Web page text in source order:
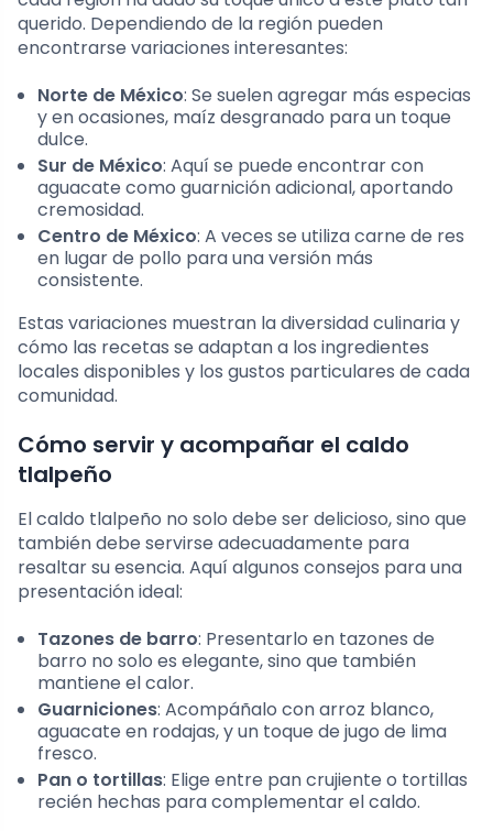
querido. Dependiendo de la región pueden
encontrarse variaciones interesantes:
Norte de México: Se suelen agregar más especias
y en ocasiones, maíz desgranado para un toque
dulce.
Sur de México: Aquí se puede encontrar con
aguacate como guarnición adicional, aportando
cremosidad.
Centro de México: A veces se utiliza carne de res
en lugar de pollo para una versión más
consistente.
Estas variaciones muestran la diversidad culinaria y
cómo las recetas se adaptan a los ingredientes
locales disponibles y los gustos particulares de cada
comunidad.
Cómo servir y acompañar el caldo
tlalpeño
El caldo tlalpeño no solo debe ser delicioso, sino que
también debe servirse adecuadamente para
resaltar su esencia. Aquí algunos consejos para una
presentación ideal:
Tazones de barro: Presentarlo en tazones de
barro no solo es elegante, sino que también
mantiene el calor.
Guarniciones: Acompáñalo con arroz blanco,
aguacate en rodajas, y un toque de jugo de lima
fresco.
Pan o tortillas: Elige entre pan crujiente o tortillas
recién hechas para complementar el caldo.